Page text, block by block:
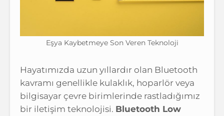
Eşya Kaybetmeye Son Veren Teknoloji
Hayatımızda uzun yıllardır olan Bluetooth
kavramı genellikle kulaklık, hoparlör veya
bilgisayar çevre birimlerinde rastladığımız
bir iletişim teknolojisi. Bluetooth Low